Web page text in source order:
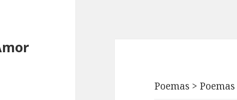
Poemas >